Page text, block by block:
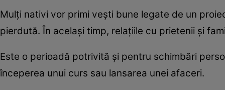
Mulți nativi vor primi vești bune legate de un
pierdută. În același timp, relațiile cu prietenii și
Este o perioadă potrivită și pentru schimbări
începerea unui curs sau lansarea unei afaceri.